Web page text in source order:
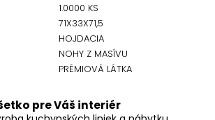
1.0000 KS
71X33X71,5
HOJDACIA
NOHY Z MASÍVU
PRÉMIOVÁ LÁTKA
pre Váš interiér